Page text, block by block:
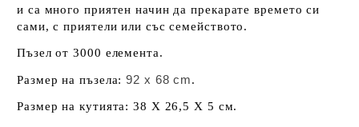
и са много приятен начин да прекарате времето си
сами, с приятели или със семейството.
Пъзел от 3000 елемента.
Размер на пъзела:92 x 68 cm.
Размер на кутията: 38 Х 26,5 Х 5 см.